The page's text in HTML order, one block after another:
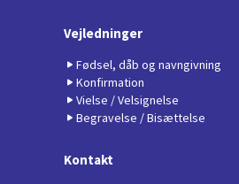
Vejledninger
Fødsel, dåb og navngivning
Konfirmation
Vielse / Velsignelse
Begravelse / Bisættelse
Kontakt